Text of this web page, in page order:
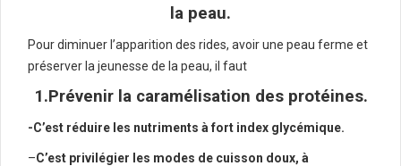
la peau.
Pour diminuer l’apparition des rides, avoir une peau ferme et
préserver la jeunesse de la peau, il faut
1.Prévenir la caramélisation des protéines.
-C’est réduire les nutriments à fort index glycémique.
–C’est privilégier les modes de cuisson doux, à